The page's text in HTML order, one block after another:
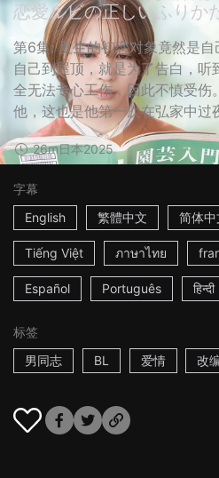
恋愛ルビの正しいふりか
第6集: 夏生的初恋对象竟然是
自己到屋顶，就是为了告白，
全无法专心工作，因此不慎受伤
他，这也是他第一次在弘家中过
26m日本2025
字幕
English
繁體中文 简体中
Tiếng Việt ภาษาไทย
Español Português हिन्दी
标签
男同志
BL 爱情 改